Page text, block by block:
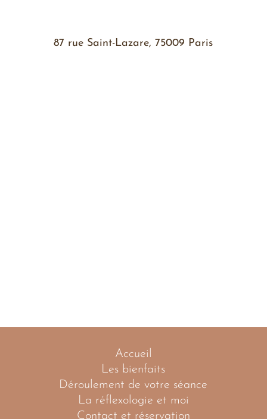
87 rue Saint-Lazare, 75009 Paris
Accueil
Les bienfaits
Déroulement de votre séance
La réflexologie et moi
Contact et réservation